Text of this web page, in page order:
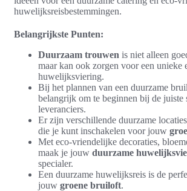
huwelijksreisbestemmingen.
Belangrijkste Punten:
Duurzaam trouwen is niet alleen
maar kan ook zorgen voor een unieke
huwelijksviering.
Bij het plannen van een duurzame
belangrijk om te beginnen bij de juiste
leveranciers.
Er zijn verschillende duurzame
die je kunt inschakelen voor jouw
Met eco-vriendelijke decoraties,
maak je jouw duurzame
specialer.
Een duurzame huwelijksreis is de
jouw groene bruiloft.